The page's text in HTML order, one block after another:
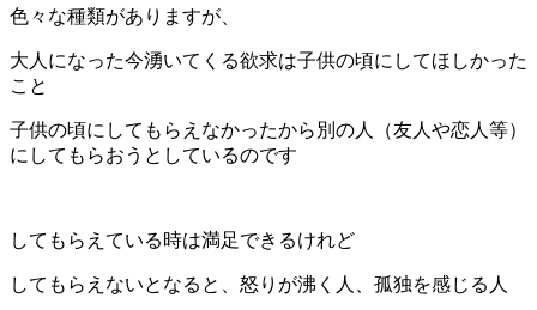
色々な種類がありますが、
大人になった今湧いてくる欲求は子供の頃にしてほしかった
こと
子供の頃にしてもらえなかったから別の人（友人や恋人等）
にしてもらおうとしているのです
してもらえている時は満足できるけれど
してもらえないとなると、怒りが沸く人、孤独を感じる人